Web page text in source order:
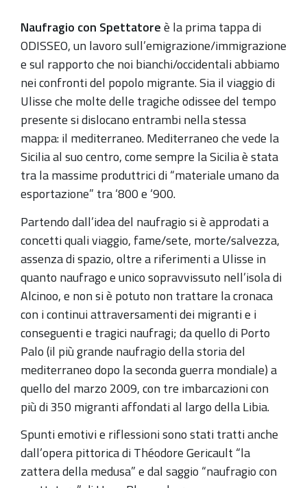
37^
Edizione
della
rassegna
sovracomunale
di
musica
sacra
e
popolare
organizzata
dalla
Fondazione
Rocca
dei
Bentivoglio
Naufragio con Spettatoreè la prima tappa di
ODISSEO, un lavoro sull’emigrazione/immigrazione
e sul rapporto che noi bianchi/occidentali abbiamo
nei confronti del popolo migrante. Sia il viaggio di
Ulisse che molte delle tragiche odissee del tempo
presente si dislocano entrambi nella stessa
mappa: il mediterraneo. Mediterraneo che vede la
Sicilia al suo centro, come sempre la Sicilia è stata
tra la massime produttrici di “materiale umano da
esportazione” tra ‘800 e ‘900.
Partendo dall’idea del naufragio si è approdati a
concetti quali viaggio, fame/sete, morte/salvezza,
assenza di spazio, oltre a riferimenti a Ulisse in
quanto naufrago e unico sopravvissuto nell’isola di
Alcinoo, e non si è potuto non trattare la cronaca
con i continui attraversamenti dei migranti e i
conseguenti e tragici naufragi; da quello di Porto
Palo (il più grande naufragio della storia del
mediterraneo dopo la seconda guerra mondiale) a
quello del marzo 2009, con tre imbarcazioni con
più di 350 migranti affondati al largo della Libia.
Spunti emotivi e riflessioni sono stati tratti anche
dall’opera pittorica di Théodore Gericault “la
zattera della medusa” e dal saggio “naufragio con